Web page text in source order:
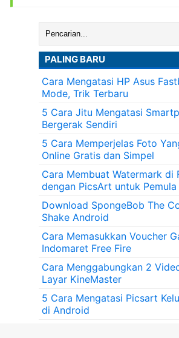
Cari:
PALING BARU
Cara Mengatasi HP Asus
Mode, Trik Terbaru
5 Cara Jitu Mengatasi
Bergerak Sendiri
5 Cara Memperjelas Foto
Online Gratis dan Simpel
Cara Membuat Watermark di
dengan PicsArt untuk Pemula
Download SpongeBob The
Shake Android
Cara Memasukkan Voucher
Indomaret Free Fire
Cara Menggabungkan 2
Layar KineMaster
5 Cara Mengatasi Picsart
di Android